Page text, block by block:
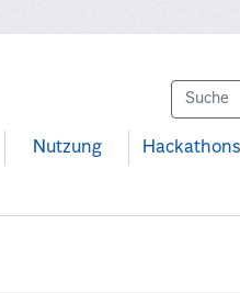
Nutzung Hackathons